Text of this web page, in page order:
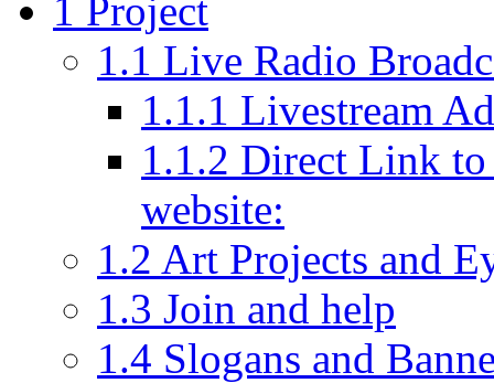
1 Project
1.1 Live Radio
1.1.1 Livestream
1.1.2 Direct Link to
website:
1.2 Art Projects and
1.3 Join and help
1.4 Slogans and